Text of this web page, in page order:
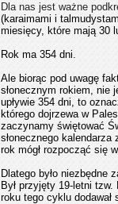
Dla nas jest ważne
(karaimami i
miesięcy, które mają 30
Rok ma 354 dni.
Ale biorąc pod uwagę
słonecznym rokiem, nie
upływie 354 dni, to
którego dojrzewa w
zaczynamy świętować
słonecznego
rok mógł rozpocząć się
Dlatego było niezbędne
Był przyjęty 19-letni
roku tego cyklu dodawał